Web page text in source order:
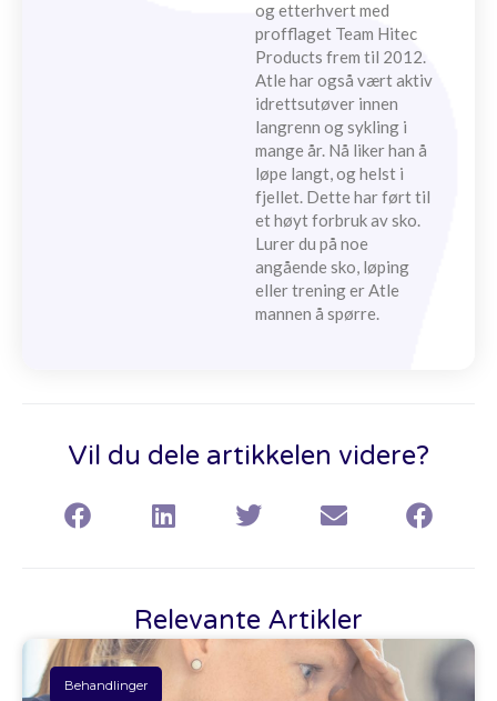
og etterhvert med
profflaget Team Hitec
Products frem til 2012.
Atle har også vært aktiv
idrettsutøver innen
langrenn og sykling i
mange år. Nå liker han å
løpe langt, og helst i
fjellet. Dette har ført til
et høyt forbruk av sko.
Lurer du på noe
angående sko, løping
eller trening er Atle
mannen å spørre.
Vil du dele artikkelen videre?
Relevante Artikler
Behandlinger